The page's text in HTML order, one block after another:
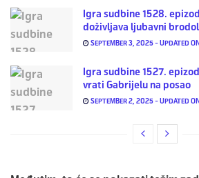
Igra sudbine 1528.
doživljava ljubavni
SEPTEMBER 3, 2025 - UPDATED
Igra sudbine 1527.
vrati Gabrijelu na posao
SEPTEMBER 2, 2025 - UPDATED